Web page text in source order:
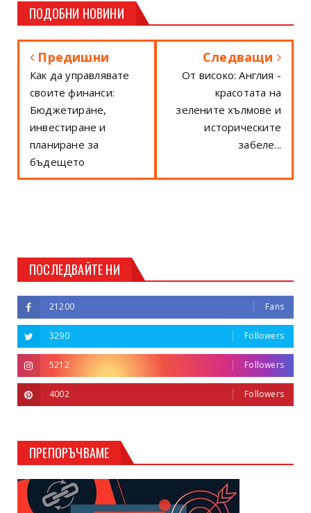
ПОДОБНИ НОВИНИ
Предишни
Как да управлявате
своите финанси:
Бюджетиране,
инвестиране и
планиране за
бъдещето
Следващи
От високо: Англия -
красотата на
зелените хълмове и
историческите
забеле...
ПОСЛЕДВАЙТЕ НИ
21200 Fans
3290 Followers
5212 Followers
4002 Followers
ПРЕПОРЪЧВАМЕ